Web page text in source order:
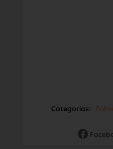
Categorias: